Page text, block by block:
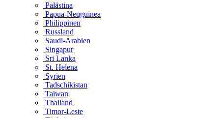
Palästina
Papua-Neuguinea
Philippinen
Russland
Saudi-Arabien
Singapur
Sri Lanka
St. Helena
Syrien
Tadschikistan
Taiwan
Thailand
Timor-Leste